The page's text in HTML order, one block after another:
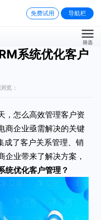
免费试用 导航栏
筛选
系统优化客户
览：
，怎么高效管理客户资
商企业亟需解决的关键
成了客户关系管理、销
业带来了解决方案，
统优化客户管理 ？